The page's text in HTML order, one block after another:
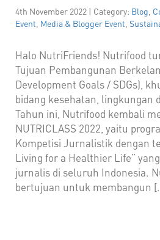
4th November 2022 | Category: Blog
Event Media & Blogger Event
Halo NutriFriends! Nutrifood
Tujuan Pembangunan
Development Goals / SDGs),
bidang kesehatan, lingkungan
Tahun ini, Nutrifood kembali
NUTRICLASS 2022, yaitu
Kompetisi Jurnalistik dengan
Living for a Healthier Life”
jurnalis di seluruh Indonesia.
bertujuan untuk membangun